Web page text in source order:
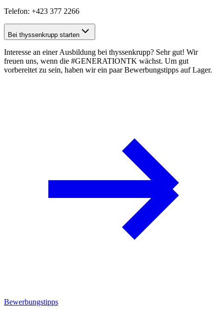
Telefon: +423 377 2266
Bei thyssenkrupp starten
Interesse an einer Ausbildung bei thyssenkrupp? Sehr gut! Wir
freuen uns, wenn die #GENERATIONTK wächst. Um gut
vorbereitet zu sein, haben wir ein paar Bewerbungstipps auf Lager.
Bewerbungstipps